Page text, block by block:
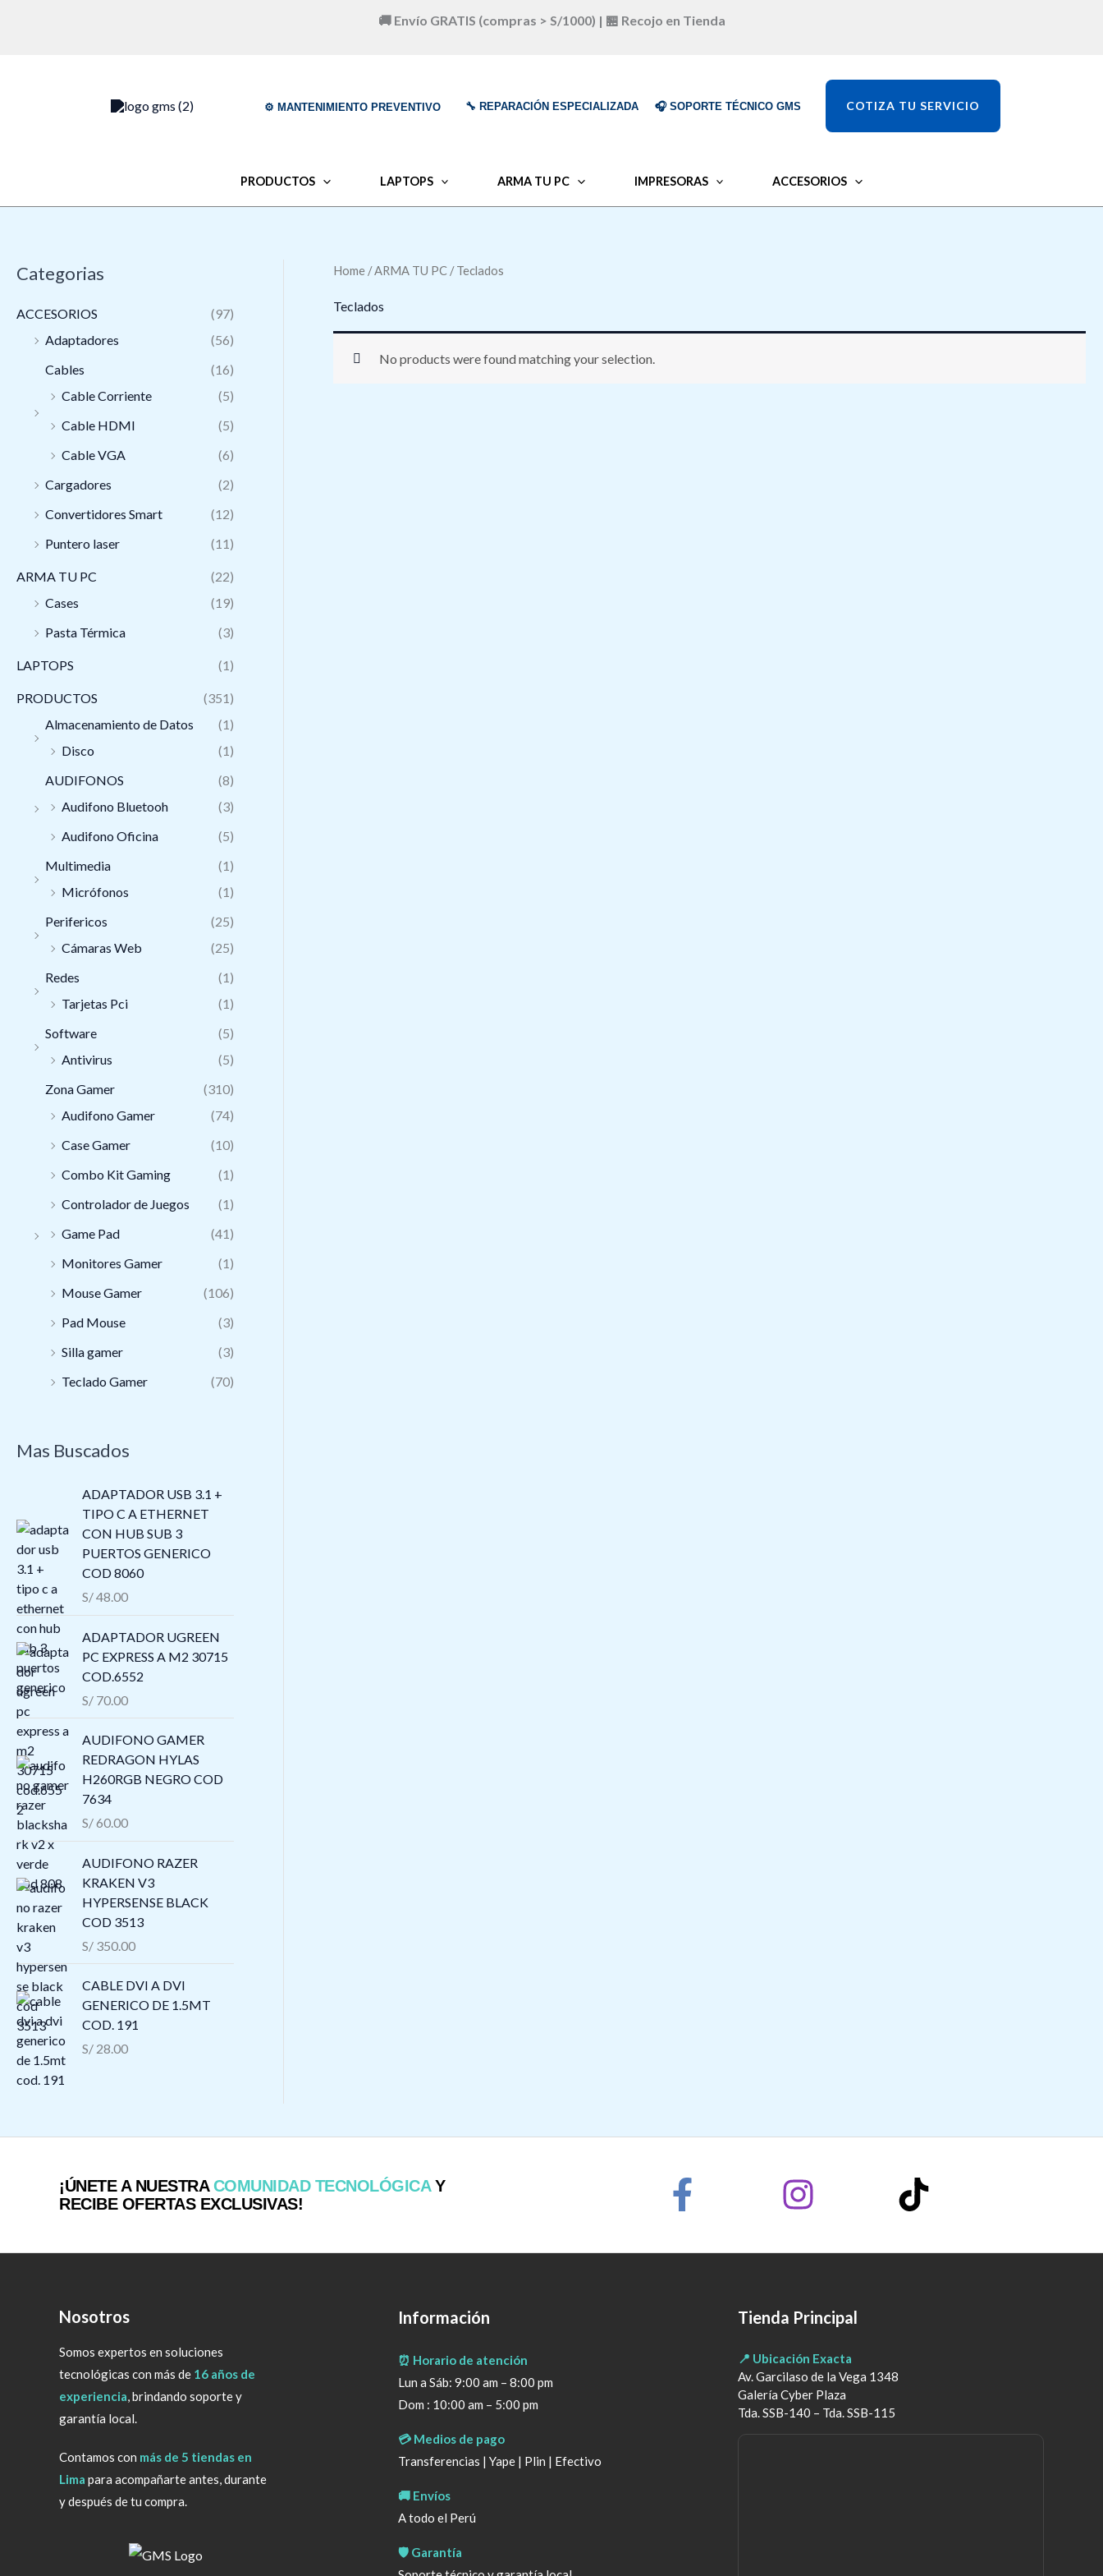
🚚 Envío GRATIS (compras > S/1000) | 🏪 Recojo en Tienda
⚙️ MANTENIMIENTO PREVENTIVO 🔧 REPARACIÓN ESPECIALIZADA 🎧 SOPORTE TÉCNICO GMS COTIZA TU SERVICIO
PRODUCTOS LAPTOPS ARMA TU PC IMPRESORAS ACCESORIOS
Categorias
ACCESORIOS
(97)
Adaptadores
(56)
Cables
(16)
Cable Corriente
(5)
Cable HDMI
(5)
Cable VGA
(6)
Cargadores
(2)
Convertidores Smart
(12)
Puntero laser
(11)
ARMA TU PC
(22)
Cases
(19)
Pasta Térmica
(3)
LAPTOPS (1)
PRODUCTOS
(351)
Almacenamiento de Datos
(1)
Disco
(1)
AUDIFONOS
(8)
Audifono Bluetooh
(3)
Audifono Oficina
(5)
Multimedia
(1)
Micrófonos
(1)
Perifericos
(25)
Cámaras Web
(25)
Redes
(1)
Tarjetas Pci
(1)
Software
(5)
Antivirus
(5)
Zona Gamer
(310)
Audifono Gamer
(74)
Case Gamer
(10)
Combo Kit Gaming
(1)
Controlador de Juegos
(1)
Game Pad
(41)
Monitores Gamer
(1)
Mouse Gamer
(106)
Pad Mouse
(3)
Silla gamer
(3)
Teclado Gamer
(70)
Mas Buscados
ADAPTADOR USB 3.1 +
TIPO C A ETHERNET
CON HUB SUB 3
PUERTOS GENERICO
COD 8060
S/48.00
ADAPTADOR UGREEN
PC EXPRESS A M2 30715
COD.6552
S/ 70.00
AUDIFONO GAMER
REDRAGON HYLAS
H260RGB NEGRO COD
7634
S/60.00
AUDIFONO RAZER
KRAKEN V3
HYPERSENSE BLACK
COD 3513
S/ 350.00
CABLE DVI A DVI
GENERICO DE 1.5MT
COD. 191
S/ 28.00
Home /ARMA TU PC / Teclados
Teclados
No products were found matching your selection.
¡ÚNETE A NUESTRACOMUNIDAD TECNOLÓGICAY
RECIBE OFERTAS EXCLUSIVAS!
Nosotros
Somos expertos en soluciones
tecnológicas con más de 16 años de
experiencia, brindando soporte y
garantía local.
Contamos con más de 5 tiendas en
Lima para acompañarte antes, durante
y después de tu compra.
Información
⏰ Horario de atención
Lun a Sáb: 9:00 am – 8:00 pm
Dom : 10:00 am – 5:00 pm
💳 Medios de pago
Transferencias | Yape | Plin | Efectivo
🚚 Envíos
A todo el Perú
🛡️ Garantía
Tienda Principal
📍 Ubicación Exacta
Av. Garcilaso de la Vega 1348
Galería Cyber Plaza
Tda. SSB-140 – Tda. SSB-115